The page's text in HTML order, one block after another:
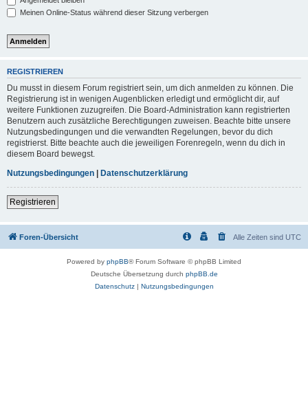
Meinen Online-Status während dieser Sitzung verbergen
REGISTRIEREN
Du musst in diesem Forum registriert sein, um dich anmelden zu können. Die
Registrierung ist in wenigen Augenblicken erledigt und ermöglicht dir, auf
weitere Funktionen zuzugreifen. Die Board-Administration kann registrierten
Benutzern auch zusätzliche Berechtigungen zuweisen. Beachte bitte unsere
Nutzungsbedingungen und die verwandten Regelungen, bevor du dich
registrierst. Bitte beachte auch die jeweiligen Forenregeln, wenn du dich in
diesem Board bewegst.
Nutzungsbedingungen | Datenschutzerklärung
Registrieren
Foren-Übersicht Alle Zeiten sind UTC
Powered by phpBB® Forum Software © phpBB Limited
Deutsche Übersetzung durch phpBB.de
Datenschutz| Nutzungsbedingungen